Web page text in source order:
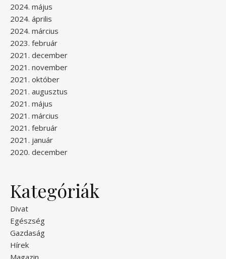
2024. május
2024. április
2024. március
2023. február
2021. december
2021. november
2021. október
2021. augusztus
2021. május
2021. március
2021. február
2021. január
2020. december
Kategóriák
Divat
Egészség
Gazdaság
Hírek
Magazin